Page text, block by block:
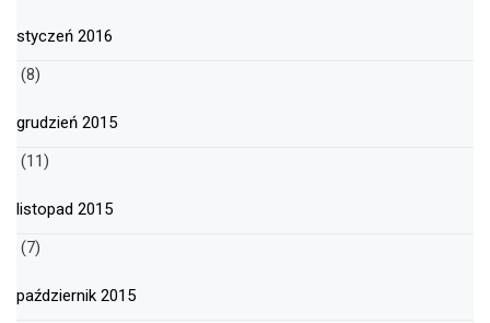
styczeń 2016
(8)
grudzień 2015
(11)
listopad 2015
(7)
październik 2015